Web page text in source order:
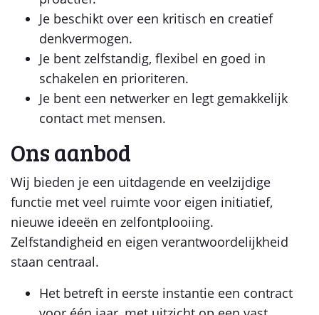
Je beschikt over een kritisch en creatief
denkvermogen.
Je bent zelfstandig, flexibel en goed in
schakelen en prioriteren.
Je bent een netwerker en legt gemakkelijk
contact met mensen.
Ons aanbod
Wij bieden je een uitdagende en veelzijdige
functie met veel ruimte voor eigen initiatief,
nieuwe ideeën en zelfontplooiing.
Zelfstandigheid en eigen verantwoordelijkheid
staan centraal.
Het betreft in eerste instantie een contract